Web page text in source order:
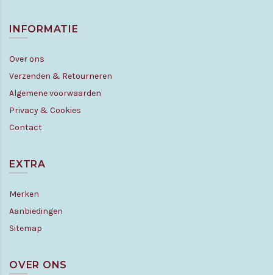
INFORMATIE
Over ons
Verzenden & Retourneren
Algemene voorwaarden
Privacy & Cookies
Contact
EXTRA
Merken
Aanbiedingen
Sitemap
OVER ONS